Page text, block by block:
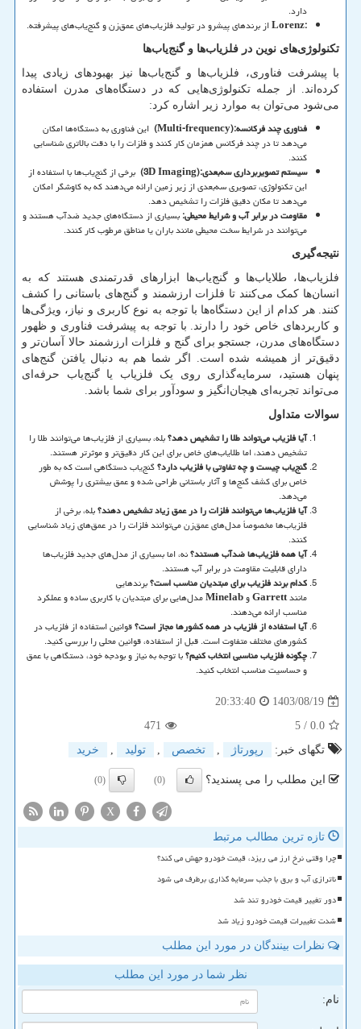
دارد.
Lorenz:از برندهای پیشرو در تولید فلزیاب‌های عمق‌زن و گنج‌یاب‌های پیشرفته.
تکنولوژی‌های نوین در فلزیاب‌ها و گنج‌یاب‌ها
با پیشرفت فناوری، فلزیاب‌ها و گنج‌یاب‌ها نیز بهبودهای زیادی پیدا
کرده‌اند. از جمله تکنولوژی‌هایی که در دستگاه‌های مدرن استفاده
می‌شود می‌توان به موارد زیر اشاره کرد:
فناوری چند فرکانسه(Multi-frequency): این فناوری به دستگاه‌ها امکان
می‌دهد تا در چند فرکانس همزمان کار کنند و فلزات را با دقت بالاتری شناسایی
کنند.
سیستم تصویربرداری سه‌بعدی(3D Imaging): برخی از گنج‌یاب‌ها با استفاده از
این تکنولوژی، تصویری سه‌بعدی از زیر زمین ارائه می‌دهند که به کاوشگر امکان
می‌دهد تا مکان دقیق فلزات را تشخیص دهد.
مقاومت در برابر آب و شرایط محیطی:بسیاری از دستگاه‌های جدید ضدآب هستند و
می‌توانند در شرایط سخت محیطی مانند باران یا مناطق مرطوب کار کنند.
نتیجه‌گیری
فلزیاب‌ها، طلایاب‌ها و گنج‌یاب‌ها ابزارهای قدرتمندی هستند که به
انسان‌ها کمک می‌کنند تا فلزات ارزشمند و گنج‌های باستانی را کشف
کنند. هر کدام از این دستگاه‌ها با توجه به نوع کاربری و نیاز، ویژگی‌ها
و کاربردهای خاص خود را دارند. با توجه به پیشرفت فناوری و ظهور
دستگاه‌های مدرن، جستجو برای گنج و فلزات ارزشمند حالا آسان‌تر و
دقیق‌تر از همیشه شده است. اگر شما هم به دنبال یافتن گنج‌های
پنهان هستید، سرمایه‌گذاری روی یک فلزیاب یا گنج‌یاب حرفه‌ای
می‌تواند تجربه‌ای هیجان‌انگیز و سودآور برای شما باشد.
سوالات متداول
آیا فلزیاب می‌تواند طلا را تشخیص دهد؟بله، بسیاری از فلزیاب‌ها می‌توانند طلا را
تشخیص دهند، اما طلایاب‌های خاص برای این کار دقیق‌تر و موثرتر هستند.
گنج‌یاب چیست و چه تفاوتی با فلزیاب دارد؟گنج‌یاب دستگاهی است که به طور
خاص برای کشف گنج‌ها و آثار باستانی طراحی شده و عمق بیشتری را پوشش
می‌دهد.
آیا فلزیاب‌ها می‌توانند فلزات را در عمق زیاد تشخیص دهند؟بله، برخی از
فلزیاب‌ها مخصوصاً مدل‌های عمق‌زن می‌توانند فلزات را در عمق‌های زیاد شناسایی
کنند.
آیا همه فلزیاب‌ها ضدآب هستند؟نه، اما بسیاری از مدل‌های جدید فلزیاب‌ها
دارای قابلیت مقاومت در برابر آب هستند.
کدام برند فلزیاب برای مبتدیان مناسب است؟برندهایی
مانندGarrettوMinelabمدل‌هایی برای مبتدیان با کاربری ساده و عملکرد
مناسب ارائه می‌دهند.
آیا استفاده از فلزیاب در همه کشورها مجاز است؟قوانین استفاده از فلزیاب در
کشورهای مختلف متفاوت است. قبل از استفاده، قوانین محلی را بررسی کنید.
چگونه فلزیاب مناسبی انتخاب کنیم؟با توجه به نیاز و بودجه خود، دستگاهی با عمق
و حساسیت مناسب انتخاب کنید.
1403/08/19
20:33:40
0.0
/ 5
471
تگهای خبر:
رپورتاژ , تخصص , تولید , خرید
این مطلب را می پسندید؟ (0)
(0)
X
تازه ترین مطالب مرتبط
چرا وقتی نرخ ارز می ریزد، قیمت خودرو جهش می کند؟
ناترازی آب و برق با جذب سرمایه گذاری برطرف می شود
دور تغییر قیمت خودرو تند شد
شدت تغییرات قیمت خودرو زیاد شد
نظرات بینندگان در مورد این مطلب
نظر شما در مورد این مطلب
نام: